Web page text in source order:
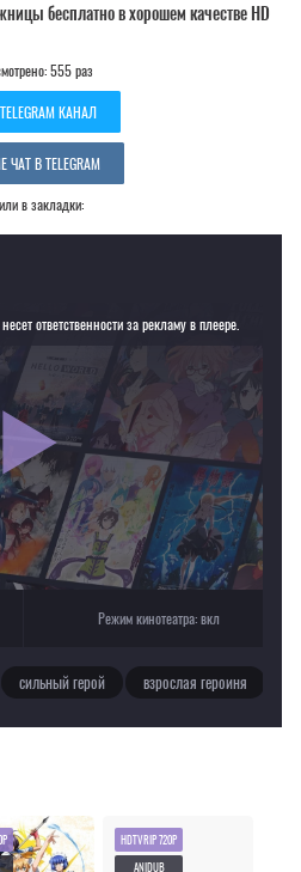
бесплатно в хорошем качестве HD
555 раз
КАНАЛ
В TELEGRAM
в закладки:
ответственности за рекламу в плеере.
или выберите другой плеер!
установить VPN
ножницы
Режим кинотеатра:вкл
сильный герой взрослая героиня
HDTVRIP 720P
ANIDUB